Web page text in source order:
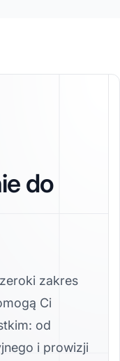
do
zakres
Ci
od
i prowizji